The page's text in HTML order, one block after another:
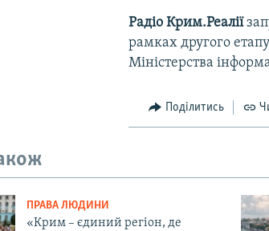
Радіо Крим.Реалії
рамках другого
Міністерства
Поділитись
ПРАВА ЛЮДИНИ
«Крим – єдиний регіон, де